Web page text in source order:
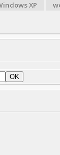
XP